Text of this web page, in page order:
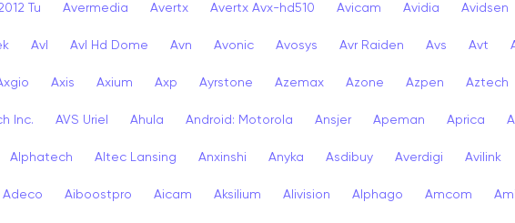
Tu Avermedia Avertx Avertx Avx-hd510 Avicam Avidia Avidsen
Avl Avl Hd Dome Avn Avonic Avosys Avr Raiden Avs Avt
Axis Axium Axp Ayrstone Azemax Azone Azpen Aztech
Inc. AVS Uriel Ahula Android: Motorola Ansjer Apeman Aprica
Alphatech Altec Lansing Anxinshi Anyka Asdibuy Averdigi Avilink
Adeco Aiboostpro Aicam Aksilium Alivision Alphago Amcom